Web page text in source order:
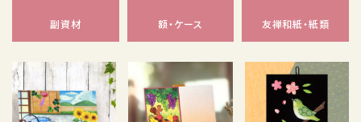
副資材 額・ケース 友禅和紙・紙類